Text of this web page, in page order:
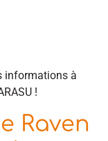
informations à
!
Raven